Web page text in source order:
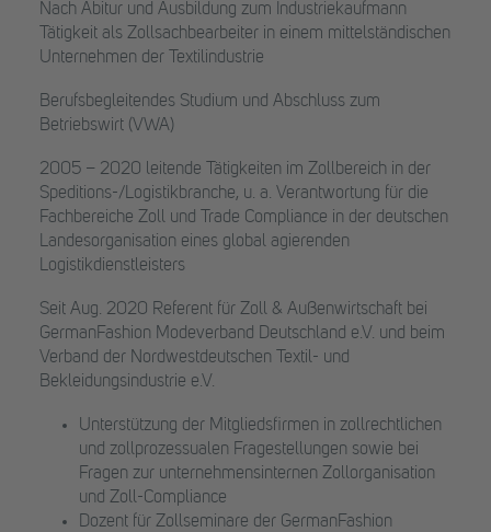
Nach Abitur und Ausbildung zum Industriekaufmann
Tätigkeit als Zollsachbearbeiter in einem mittelständischen
Unternehmen der Textilindustrie
Berufsbegleitendes Studium und Abschluss zum
Betriebswirt (VWA)
2005 – 2020 leitende Tätigkeiten im Zollbereich in der
Speditions-/Logistikbranche, u. a. Verantwortung für die
Fachbereiche Zoll und Trade Compliance in der deutschen
Landesorganisation eines global agierenden
Logistikdienstleisters
Seit Aug. 2020 Referent für Zoll & Außenwirtschaft bei
GermanFashion Modeverband Deutschland e.V. und beim
Verband der Nordwestdeutschen Textil- und
Bekleidungsindustrie e.V.
Unterstützung der Mitgliedsfirmen in zollrechtlichen
und zollprozessualen Fragestellungen sowie bei
Fragen zur unternehmensinternen Zollorganisation
und Zoll-Compliance
Dozent für Zollseminare der GermanFashion